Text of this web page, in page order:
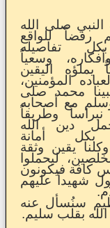
صلى الله
رفضاً للواقع
تفاصيله
وسعياً
يملؤه اليقين
المؤمنين،
محمد صلى
وسلم مع أصحابه
وطريقاً
دين الله
بكل أمانة
يقين وثقة
ليحملوا
كافة فيكونون
شهيداً عليهم
سنُسأل عنه
الله بقلب سليم.